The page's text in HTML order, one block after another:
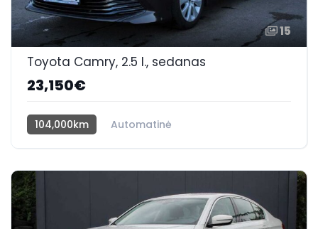
15
Toyota Camry, 2.5 l., sedanas
23,150€
104,000km
Automatinė